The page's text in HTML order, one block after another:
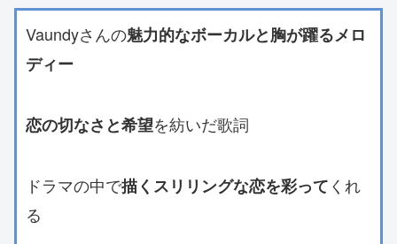
Vaundyさんの魅力的なボーカルと胸が躍るメロ
ディー
恋の切なさと希望を紡いだ歌詞
ドラマの中で描くスリリングな恋を彩ってくれ
る